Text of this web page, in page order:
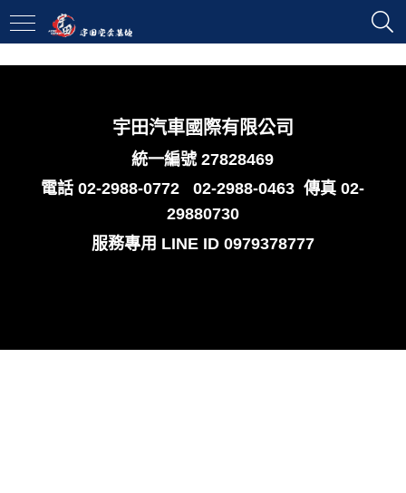
宇田汽車國際有限公司
統一編號 27828469
電話02-2988-0772 02-2988-0463 傳真 02-
29880730
服務專用 LINE ID 0979378777